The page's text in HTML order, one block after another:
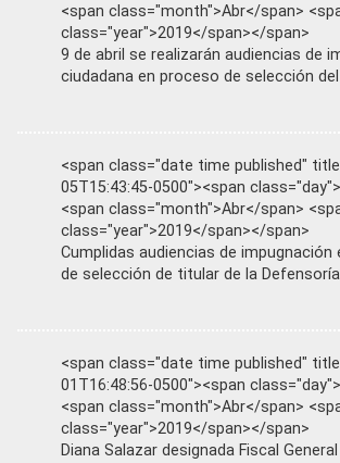
<span class="month">Abr</span>
class="year">2019</span></span>
9 de abril se realizarán audiencias de
ciudadana en proceso de selección del
<span class="date time published"
05T15:43:45-0500"><span
<span class="month">Abr</span>
class="year">2019</span></span>
Cumplidas audiencias de impugnación
de selección de titular de la
<span class="date time published"
01T16:48:56-0500"><span
<span class="month">Abr</span>
class="year">2019</span></span>
Diana Salazar designada Fiscal